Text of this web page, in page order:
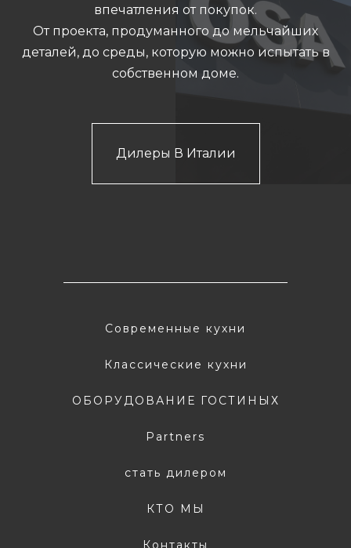
впечатления от покупок.
От проекта, продуманного до мельчайших
деталей, до среды, которую можно испытать в
собственном доме.
Дилеры В Италии
Современные кухни
Классические кухни
ОБОРУДОВАНИЕ ГОСТИНЫХ
Partners
стать дилером
КТО МЫ
Контакты